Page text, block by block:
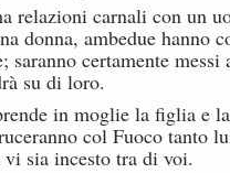
relazioni carnali con un
donna, ambedue hanno
saranno certamente
su di loro.
in moglie la figlia e
col Fuoco tanto
sia incesto tra di voi.